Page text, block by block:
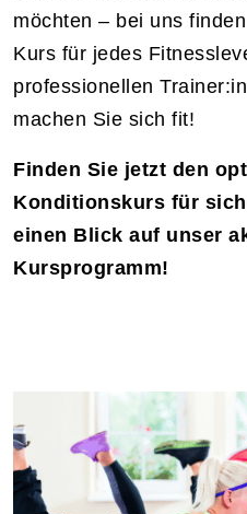
möchten – bei uns
Kurs für jedes
professionellen
machen Sie sich fit!
Finden Sie jetzt den
Konditionskurs für
einen Blick auf unser
Kursprogramm!